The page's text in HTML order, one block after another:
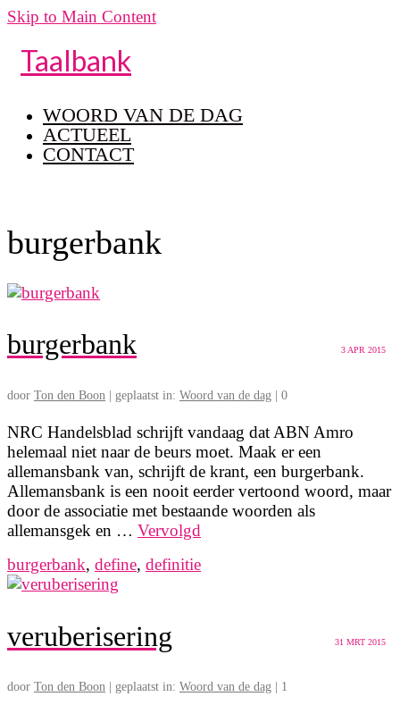
Skip to Main Content
Taalbank
WOORD VAN DE DAG
ACTUEEL
CONTACT
burgerbank
3APR 2015
burgerbank
door Ton den Boon geplaatst in: Woord van de dag 0
NRC Handelsblad schrijft vandaag dat ABN Amro
helemaal niet naar de beurs moet. Maak er een
allemansbank van, schrijft de krant, een burgerbank.
Allemansbank is een nooit eerder vertoond woord, maar
door de associatie met bestaande woorden als
allemansgek en … Vervolgd
burgerbank, define, definitie
31 MRT 2015
veruberisering
door Ton den Boon geplaatst in: Woord van de dag 1